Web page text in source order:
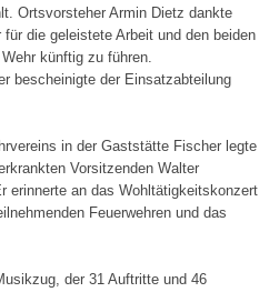
Ortsvorsteher Armin Dietz dankte
die geleistete Arbeit und den beiden
künftig zu führen.
bescheinigte der Einsatzabteilung
in der Gaststätte Fischer legte
Vorsitzenden Walter
erinnerte an das Wohltätigkeitskonzert
Feuerwehren und das
der 31 Auftritte und 46